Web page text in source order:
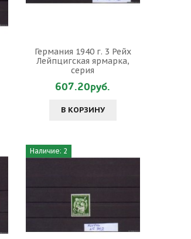
Германия 1940 г. 3 Рейх
Лейпцигская ярмарка,
серия
607.20руб.
В КОРЗИНУ
Наличие: 2